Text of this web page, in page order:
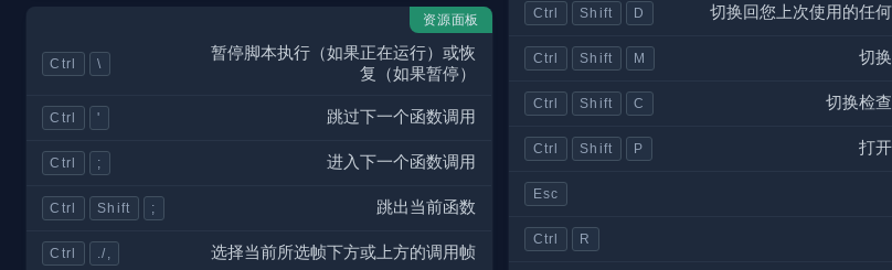
Ctrl Shift D 切换回您上次使用的任
Ctrl Shift M 切
Ctrl Shift C 切换检
Ctrl Shift P 打
Esc
Ctrl R
资源面板
Ctrl \
暂停脚本执行（如果正在运行）或恢
复（如果暂停）
Ctrl ' 跳过下一个函数调用
Ctrl ; 进入下一个函数调用
Ctrl Shift ; 跳出当前函数
Ctrl ./, 选择当前所选帧下方或上方的调用帧